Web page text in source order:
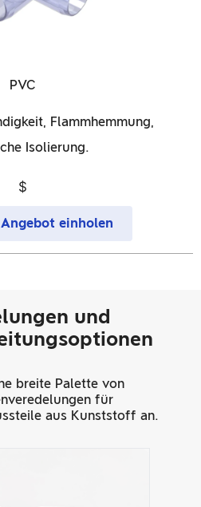
PVC
Flammhemmung,
Isolierung.
$
einholen
und
breite Palette von
für
aus Kunststoff an.